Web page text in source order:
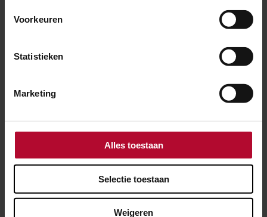
Voorkeuren
Statistieken
Marketing
Alles toestaan
Selectie toestaan
Weigeren
laaggroeiende, meerjarige soorten. Zo zaaien we
Ben je tevreden over de informatie op
Ja Nee